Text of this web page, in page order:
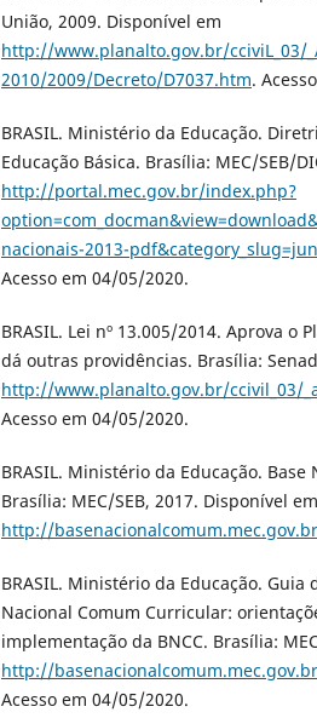
União, 2009. Disponível em
http://www.planalto.gov.br/cciviL_03/
2010/2009/Decreto/D7037.htm.
BRASIL. Ministério da Educação.
Educação Básica. Brasília: MEC/SEB/
http://portal.mec.gov.br/index.php?
nacionais-2013-
Acesso em 04/05/2020.
BRASIL. Lei nº 13.005/2014. Aprova o
dá outras providências. Brasília:
http://www.planalto.gov.br/ccivil_03/
Acesso em 04/05/2020.
BRASIL. Ministério da Educação.
Brasília: MEC/SEB, 2017. Disponível em
http://basenacionalcomum.mec.gov.br
BRASIL. Ministério da Educação.
Nacional Comum Curricular:
implementação da BNCC. Brasília:
http://
Acesso em 04/05/2020.